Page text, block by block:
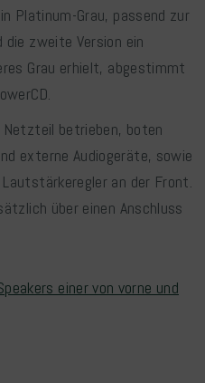
Platinum-Grau, passend zur
zweite Version ein
Grau erhielt, abgestimmt
Netzteil betrieben, boten
externe Audiogeräte, sowie
an der Front.
über einen Anschluss